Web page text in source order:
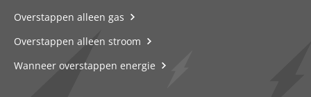
Overstappen alleen gas
Overstappen alleen stroom
Wanneer overstappen energie